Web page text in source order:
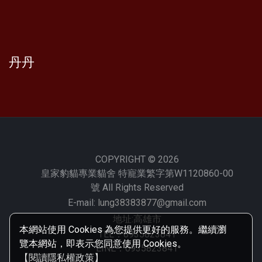
本網站使用 Cookies 為您提供更好的服務。繼續瀏
覽本網站，即表示您同意使用 Cookies。
【閱讀隱私權政策】
丹丹
COPYRIGHT © 2026
皇家豹貓專業貓舍 特寵業繁字第W1120860-00
號 All Rights Reserved
E-mail: lung38383877@gmail.com
地址:高雄市
TEL：0935823841
LINE：0935823841